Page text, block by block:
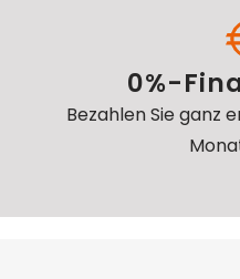
0%-
Bezahlen Sie ganz